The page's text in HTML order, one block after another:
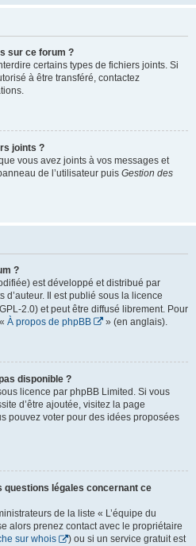
sur ce forum ?
certains types de fichiers joints. Si
à être transféré, contactez
joints ?
vous avez joints à vos messages et
de l’utilisateur puis Gestion des
?
est développé et distribué par
d’auteur. Il est publié sous la licence
2.0) et peut être diffusé librement. Pour
À propos de phpBB » (en anglais).
disponible ?
licence par phpBB Limited. Si vous
d’être ajoutée, visitez la page
pouvez voter pour des idées proposées
questions légales concernant ce
de la liste « L’équipe du
alors prenez contact avec le propriétaire
sur whois
) ou si un service gratuit est